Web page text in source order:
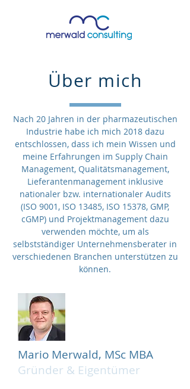
Über mich
Nach 20 Jahren in der pharmazeutischen
Industrie habe ich mich 2018 dazu
entschlossen, dass ich mein Wissen und
meine Erfahrungen im Supply Chain
Management, Qualitätsmanagement,
Lieferantenmanagement inklusive
nationaler bzw. internationaler Audits
(ISO 9001, ISO 13485, ISO 15378, GMP,
cGMP) und Projektmanagement dazu
verwenden möchte, um als
selbstständiger Unternehmensberater in
verschiedenen Branchen unterstützen zu
können.
Mario Merwald, MSc MBA
Gründer & Eigentümer